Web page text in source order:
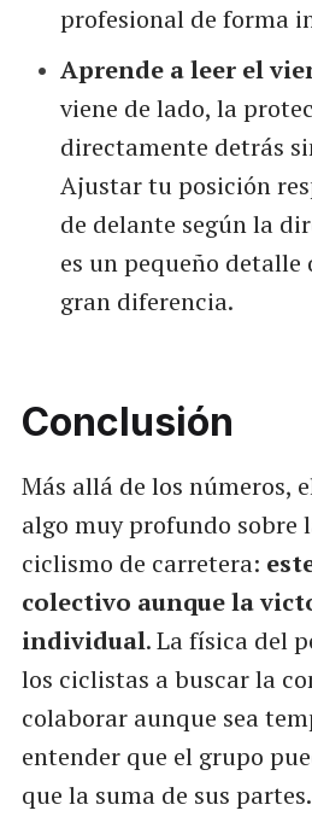
profesional de forma
Aprende a leer el
viene de lado, la
directamente detrás
Ajustar tu posición
de delante según la
es un pequeño detalle
gran diferencia.
Conclusión
Más allá de los números,
algo muy profundo sobre
ciclismo de carretera:
colectivo aunque la
individual. La física del
los ciclistas a buscar la
colaborar aunque sea
entender que el grupo
que la suma de sus partes.